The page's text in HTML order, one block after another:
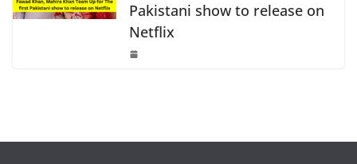
Pakistani show to release on
Netflix